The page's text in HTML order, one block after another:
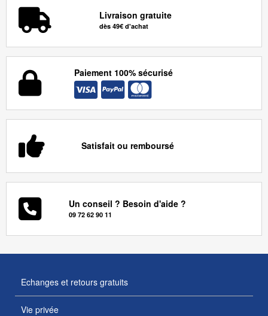
Livraison gratuite
dès 49€ d'achat
Paiement 100% sécurisé
Satisfait ou remboursé
Un conseil ? Besoin d'aide ?
09 72 62 90 11
Echanges et retours gratuits
Vie privée